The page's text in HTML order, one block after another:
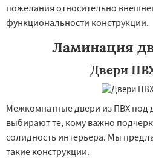
Жуковский Зарайск Звенигород
Королев Котельники
Краснознаменск
Ликино-
Лосино-Петровский
Лыткарино Люберцы Можайск
Наро-Фоминск
Ногинск
Озеры Орехово-Зуево
Павловский Посад Пересвет
Протвино Пушкино
пожелания относительно
функциональности конструкции.
Ламинация
Двери
Межкомнатные двери из ПВХ под
выбирают те, кому важно
солидность интерьера. Мы
такие конструкции.